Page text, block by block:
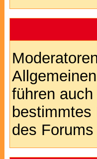
führen
des